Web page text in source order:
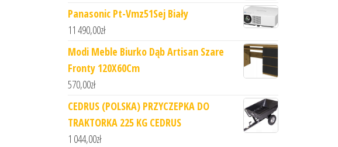
Panasonic Pt-Vmz51Sej Biały
11 490,00zł
Modi Meble Biurko Dąb Artisan Szare
Fronty 120X60Cm
570,00zł
CEDRUS (POLSKA) PRZYCZEPKA DO
TRAKTORKA 225 KG CEDRUS
1 044,00zł